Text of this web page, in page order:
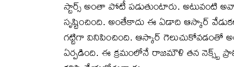
స్టార్స్ అంతా పోటీ పడుతుంటారు. అటువంటి
సృష్టించింది. అంతేకాదు ఈ ఏడాది ఆస్కార్
గట్టిగా వినిపించింది. ఆస్కార్
ఏర్పడింది. ఈ క్రమంలోనే రాజమౌళి తన నెక్స్ట్